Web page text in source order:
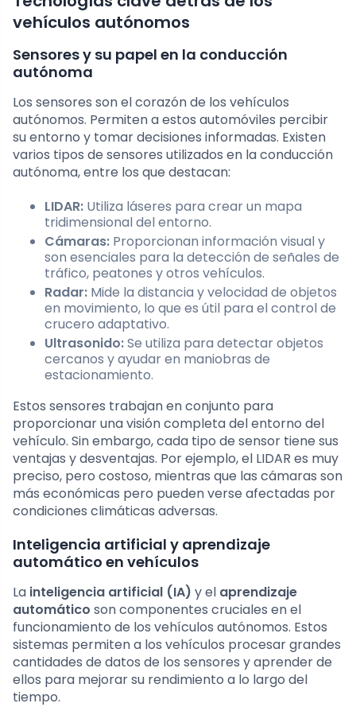
vehículos autónomos
Sensores y su papel en la conducción
autónoma
Los sensores son el corazón de los vehículos
autónomos. Permiten a estos automóviles percibir
su entorno y tomar decisiones informadas. Existen
varios tipos de sensores utilizados en la conducción
autónoma, entre los que destacan:
LIDAR: Utiliza láseres para crear un mapa
tridimensional del entorno.
Cámaras: Proporcionan información visual y
son esenciales para la detección de señales de
tráfico, peatones y otros vehículos.
Radar: Mide la distancia y velocidad de objetos
en movimiento, lo que es útil para el control de
crucero adaptativo.
Ultrasonido:Se utiliza para detectar objetos
cercanos y ayudar en maniobras de
estacionamiento.
Estos sensores trabajan en conjunto para
proporcionar una visión completa del entorno del
vehículo. Sin embargo, cada tipo de sensor tiene sus
ventajas y desventajas. Por ejemplo, el LIDAR es muy
preciso, pero costoso, mientras que las cámaras son
más económicas pero pueden verse afectadas por
condiciones climáticas adversas.
Inteligencia artificial y aprendizaje
automático en vehículos
La inteligencia artificial (IA) y el aprendizaje
automático son componentes cruciales en el
funcionamiento de los vehículos autónomos. Estos
sistemas permiten a los vehículos procesar grandes
cantidades de datos de los sensores y aprender de
ellos para mejorar su rendimiento a lo largo del
tiempo.